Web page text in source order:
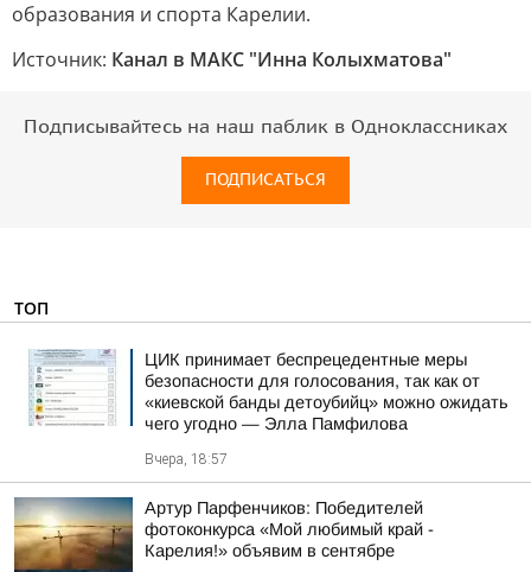
образования и спорта Карелии.
Источник: Канал в МАКС "Инна Колыхматова"
Подписывайтесь на наш паблик в Одноклассниках
ПОДПИСАТЬСЯ
ТОП
ЦИК принимает беспрецедентные меры
безопасности для голосования, так как от
«киевской банды детоубийц» можно ожидать
чего угодно — Элла Памфилова
Вчера, 18:57
Артур Парфенчиков: Победителей
фотоконкурса «Мой любимый край -
Карелия!» объявим в сентябре